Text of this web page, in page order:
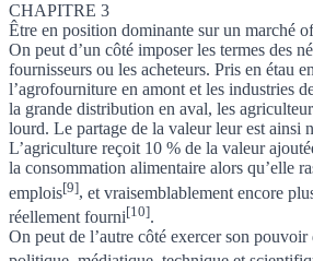
CHAPITRE 3
Être en position dominante sur un marché
On peut d’un côté imposer les termes des
fournisseurs ou les acheteurs. Pris en étau
l’agrofourniture en amont et les industries
la grande distribution en aval, les
lourd. Le partage de la valeur leur est ainsi
L’agriculture reçoit 10 % de la valeur
la consommation alimentaire alors qu’elle
emplois[9], et vraisemblablement encore
réellement fourni[10].
On peut de l’autre côté exercer son pouvoir